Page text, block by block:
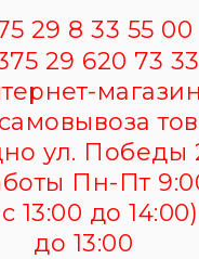
29 8 33
29 620 73 33
магазин
ул. Победы
Пн-Пт
13:00 до
до 13:00